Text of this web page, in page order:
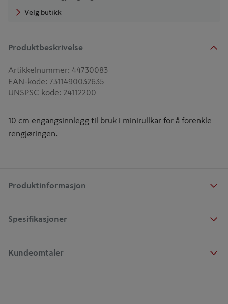
Velg butikk
Produktbeskrivelse
Artikkelnummer: 44730083
EAN-kode: 7311490032635
UNSPSC kode: 24112200
10 cm engangsinnlegg til bruk i minirullkar for å forenkle
rengjøringen.
Produktinformasjon
Spesifikasjoner
Kundeomtaler